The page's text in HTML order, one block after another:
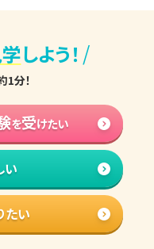
しよう！ /
1分！
を受けたい
い
たい